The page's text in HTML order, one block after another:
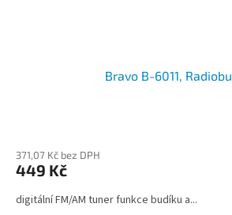
Bravo B-6011,
371,07 Kč bez DPH
449 Kč
digitální FM/AM tuner funkce budíku a...